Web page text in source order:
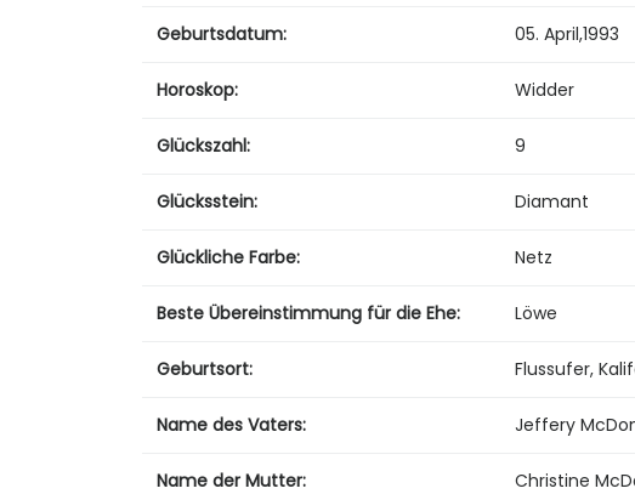
Geburtsdatum: 05. April,1993
Horoskop: Widder
Glückszahl: 9
Glücksstein: Diamant
Glückliche Farbe: Netz
Beste Übereinstimmung für die Ehe: Löwe
Geburtsort: Flussufer,
Name des Vaters: Jeffery
Name der Mutter: Christine